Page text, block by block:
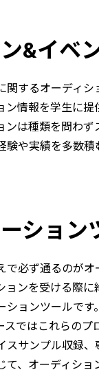
&イベ
関するオーディ
ン情報を学生に提
ンは種類を問わず
や実績を多数積
ション
必ず通るのがオ
ョンを受ける際
ョンツールです。
スではこれらの
スサンプル収録
て、オーディシ